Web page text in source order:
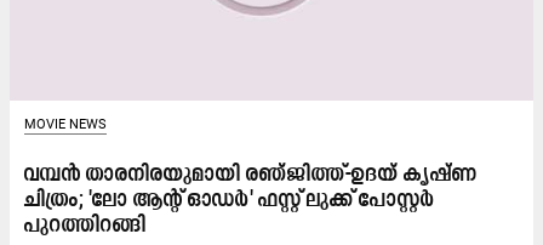
MOVIE NEWS
വമ്പൻ താരനിരയുമായി രഞ്ജിത്ത്-ഉദയ് കൃഷ്ണ
ചിത്രം; 'ലോ ആന്റ് ഓഡർ' ഫസ്റ്റ് ലുക്ക് പോസ്റ്റർ
പുറത്തിറങ്ങി